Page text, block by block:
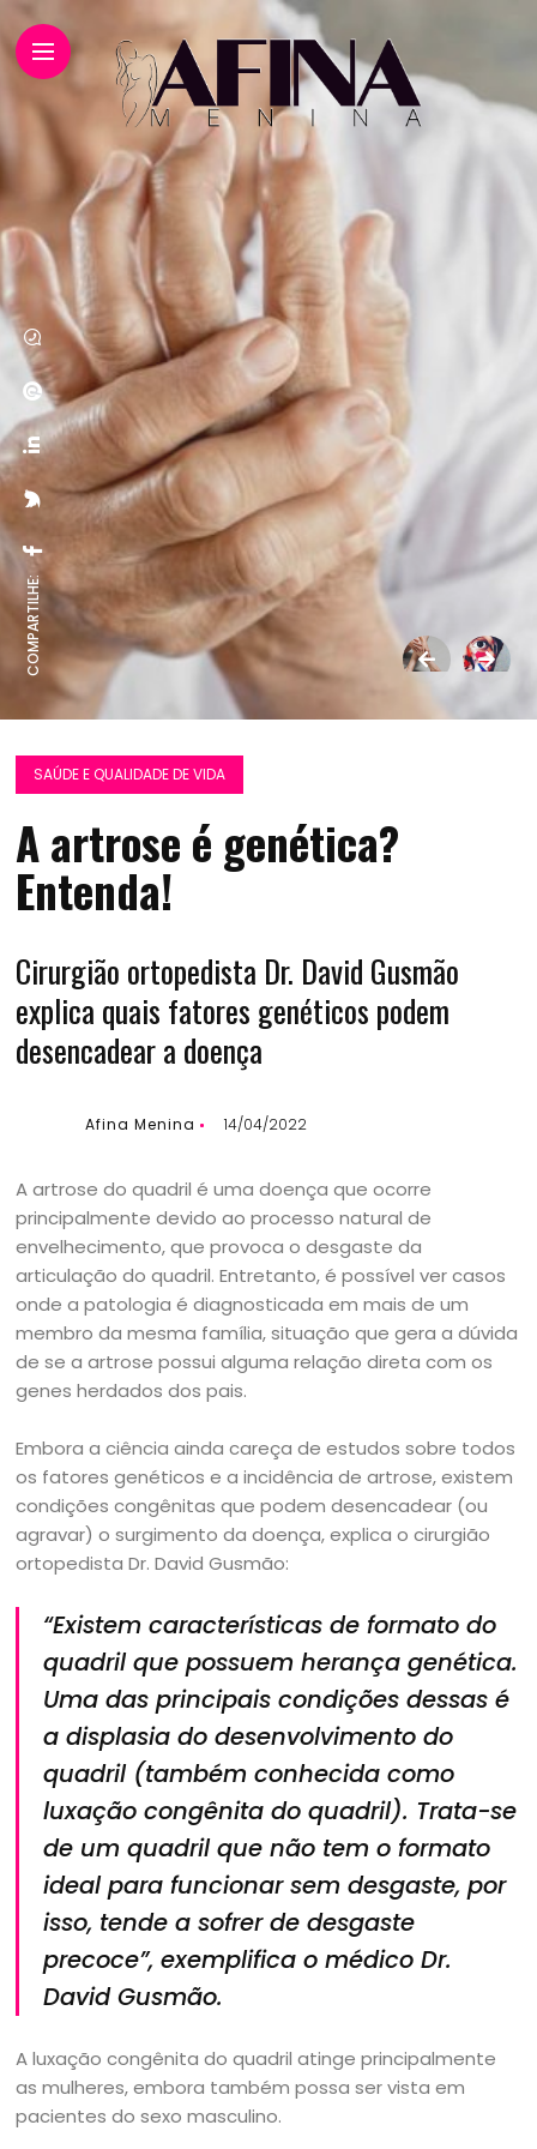
COMPARTILHE:
SAÚDE E QUALIDADE DE VIDA
A artrose é genética?
Entenda!
Cirurgião ortopedista Dr. David Gusmão
explica quais fatores genéticos podem
desencadear a doença
Afina Menina 14/04/2022
A artrose do quadril é uma doença que ocorre
principalmente devido ao processo natural de
envelhecimento, que provoca o desgaste da
articulação do quadril. Entretanto, é possível ver casos
onde a patologia é diagnosticada em mais de um
membro da mesma família, situação que gera a dúvida
de se a artrose possui alguma relação direta com os
genes herdados dos pais.
Embora a ciência ainda careça de estudos sobre todos
os fatores genéticos e a incidência de artrose, existem
condições congênitas que podem desencadear (ou
agravar) o surgimento da doença, explica o cirurgião
ortopedista Dr. David Gusmão:
“Existem características de formato do
quadril que possuem herança genética.
Uma das principais condições dessas é
a displasia do desenvolvimento do
quadril (também conhecida como
luxação congênita do quadril). Trata-se
de um quadril que não tem o formato
ideal para funcionar sem desgaste, por
isso, tende a sofrer de desgaste
precoce”, exemplifica o médico Dr.
David Gusmão.
A luxação congênita do quadril atinge principalmente
as mulheres, embora também possa ser vista em
pacientes do sexo masculino.